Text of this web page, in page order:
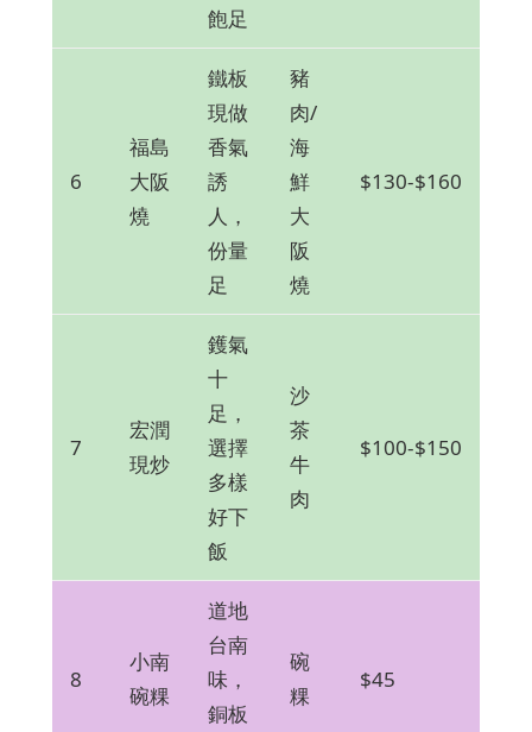
飽足
6
福島
大阪
燒
鐵板
現做
香氣
誘
人，
份量
足
豬
肉/
海
鮮
大
阪
燒
$130-$160
7
宏潤
現炒
鑊氣
十
足，
選擇
多樣
好下
飯
沙
茶
牛
肉
$100-$150
8
小南
碗粿
道地
台南
味，
銅板
碗
粿
$45